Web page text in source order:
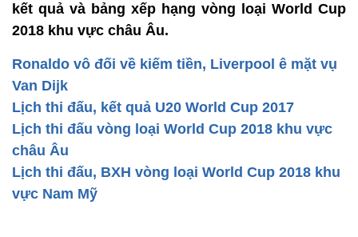
kết quả và bảng xếp hạng vòng loại World Cup
2018 khu vực châu Âu.
Ronaldo vô đối về kiếm tiền, Liverpool ê mặt vụ
Van Dijk
Lịch thi đấu, kết quả U20 World Cup 2017
Lịch thi đấu vòng loại World Cup 2018 khu vực
châu Âu
Lịch thi đấu, BXH vòng loại World Cup 2018 khu
vực Nam Mỹ